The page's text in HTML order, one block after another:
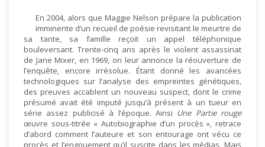
En 2004, alors que Maggie Nelson prépare la publication
imminente d’un recueil de poésie revisitant le meurtre de
sa tante, sa famille reçoit un appel téléphonique
bouleversant. Trente-cinq ans après le violent assassinat
de Jane Mixer, en 1969, on leur annonce la réouverture de
l’enquête, encore irrésolue. Étant donné les avancées
technologiques sur l’analyse des empreintes génétiques,
des preuves accablent un nouveau suspect, dont le crime
présumé avait été imputé jusqu’à présent à un tueur en
série assez publicisé à l’époque. Ainsi Une Partie rouge
œuvre sous-titrée « Autobiographie d’un procès », retrace
d’abord comment l’auteure et son entourage ont vécu ce
procès et l’engouement qu’il suscite dans les médias. Mais